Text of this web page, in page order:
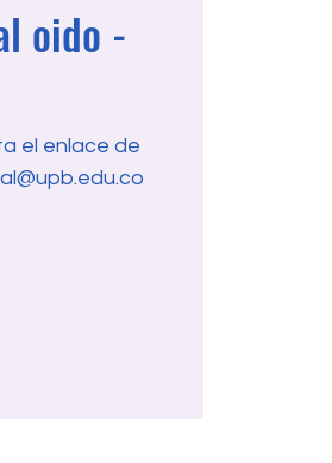
oido -
el enlace de